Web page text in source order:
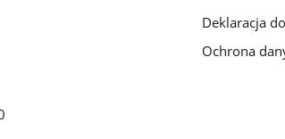
Deklaracja
Ochrona